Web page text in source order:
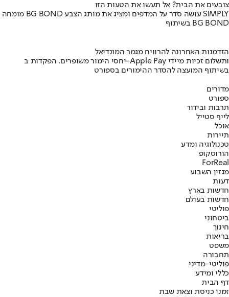
צובעים את הבית? אל תעשו את הטעות הזו
מומחה BG BOND עושה סדר על המדפים ומציג את מותג הצבע SIMPLY
בשיתוף BG BOND
הזדמנות האחרונה להרוויח מגמר המונדיאל
יחסי הימור משופרים, הפקדות ב-Apple Pay ותשלום זכיות מיידי
בשיתוף המועצה להסדר ההימורים בספורט
מדורים
ספורט
תרבות ובידור
לייף סטייל
אוכל
תיירות
טכנולוגיה ומדע
הורוסקופ
ForReal
מגזין השבוע
דעות
חדשות בארץ
חדשות בעולם
פוליטי
ביטחוני
חינוך
בריאות
משפט
תחבורה
פוליטי-מדיני
כללי ומידע
דף הבית
זמני כניסת וצאת שבת